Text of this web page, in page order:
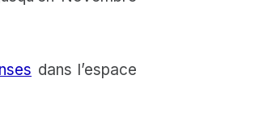
dans l’espace